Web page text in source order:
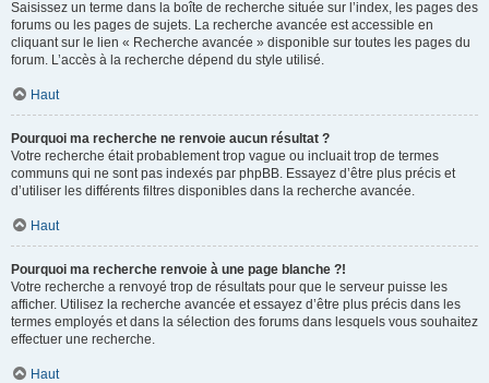
Saisissez un terme dans la boîte de recherche située sur l’index, les pages des
forums ou les pages de sujets. La recherche avancée est accessible en
cliquant sur le lien « Recherche avancée » disponible sur toutes les pages du
forum. L’accès à la recherche dépend du style utilisé.
Haut
Pourquoi ma recherche ne renvoie aucun résultat ?
Votre recherche était probablement trop vague ou incluait trop de termes
communs qui ne sont pas indexés par phpBB. Essayez d’être plus précis et
d’utiliser les différents filtres disponibles dans la recherche avancée.
Haut
Pourquoi ma recherche renvoie à une page blanche ?!
Votre recherche a renvoyé trop de résultats pour que le serveur puisse les
afficher. Utilisez la recherche avancée et essayez d’être plus précis dans les
termes employés et dans la sélection des forums dans lesquels vous souhaitez
effectuer une recherche.
Haut